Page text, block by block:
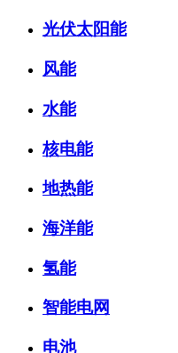
光伏太阳能
风能
水能
核电能
地热能
海洋能
氢能
智能电网
电池